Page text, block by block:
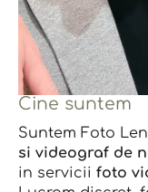
Cine suntem
Suntem Foto
si videograf de
in servicii foto